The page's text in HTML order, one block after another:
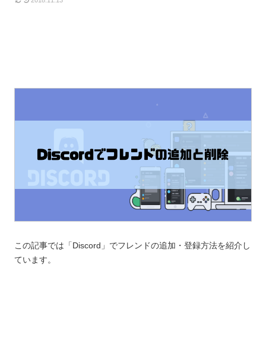
この記事では「Discord」でフレンドの追加・登録方法を紹介し
ています。